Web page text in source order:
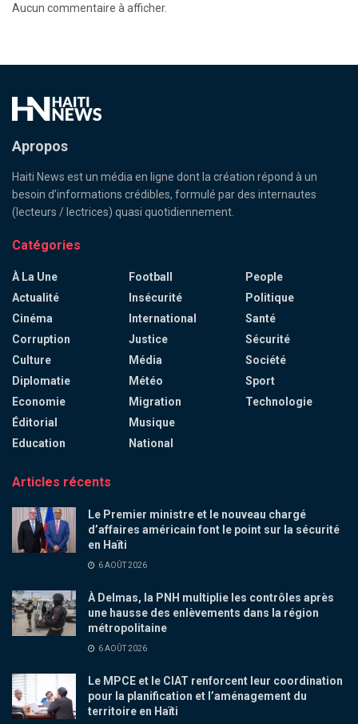
Aucun commentaire à afficher.
Apropos
Haiti News est un média en ligne dont la création répond à un
besoin d’informations crédibles, formulé par des internautes
(lecteurs / lectrices) quasi quotidiennement.
Catégories
À La Une
Actualité
Cinéma
Corruption
Culture
Diplomatie
Economie
Éditorial
Education
Football
Insécurité
International
Justice
Média
Météo
Migration
Musique
National
People
Politique
Santé
Sécurité
Société
Sport
Technologie
Articles récents
Le Premier ministre et le nouveau chargé
d’affaires américain font le point sur la sécurité
en Haïti
6 AOÛT 2026
À Delmas, la PNH multiplie les contrôles après
une hausse des enlèvements dans la région
métropolitaine
6 AOÛT 2026
Le MPCE et le CIAT renforcent leur coordination
pour la planification et l’aménagement du
territoire en Haïti